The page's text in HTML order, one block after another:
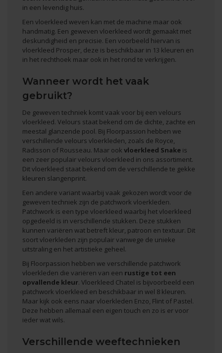
in een levendig huis.
Een vloerkleed weven kan met de machine maar ook
handmatig. Een geweven vloerkleed wordt gemaakt met
deskundigheid en precisie. Een voorbeeld hiervan is
vloerkleed Prosper, deze is beschikbaar in 13 kleuren en
in het rechthoek maar ook in het rond te verkrijgen.
Wanneer wordt het vaak
gebruikt?
De geweven techniek komt vaak voor bij een velours
vloerkleed. Velours staat bekend om de dichte, zachte en
meestal glanzende pool. Bij Floorpassion hebben we
verschillende velours vloerkleden, zoals de Royce,
Radisson of Rousseau. Maar ook vloerkleed Snake is
een zeer populair velours vloerkleed in ons assortiment.
Dit vloerkleed staat bekend om de verschillende te gekke
kleuren slangenprint.
Een andere variant waarbij vaak gekozen wordt voor de
geweven techniek zijn de patchwork vloerkleden.
Patchwork is een type vloerkleed waarbij het vloerkleed
opgedeeld is in verschillende stukken. Deze stukken
kunnen variëren wat betreft kleur, patroon en textuur. Dit
soort vloerkleden zijn populair vanwege de unieke
uitstraling en het artistieke geheel.
Bij Floorpassion hebben we verschillende patchwork
vloerkleden die variëren van een rustige tot een
opvallende kleur. Vloerkleed Chatel is bijvoorbeeld een
patchwork vloerkleed en beschikbaar in wel 8 kleuren.
Maar kijk ook eens naar vloerkleden Enzo, Flint of Pastel.
Deze hebben allemaal een eigen touch en zo is er voor
ieder wat wils.
Verschillende weeftechnieken